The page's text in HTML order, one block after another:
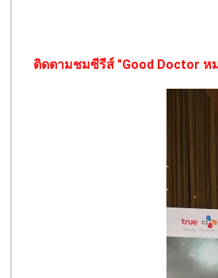
ติดตามชมซีรีส์ "Good Doctor ห